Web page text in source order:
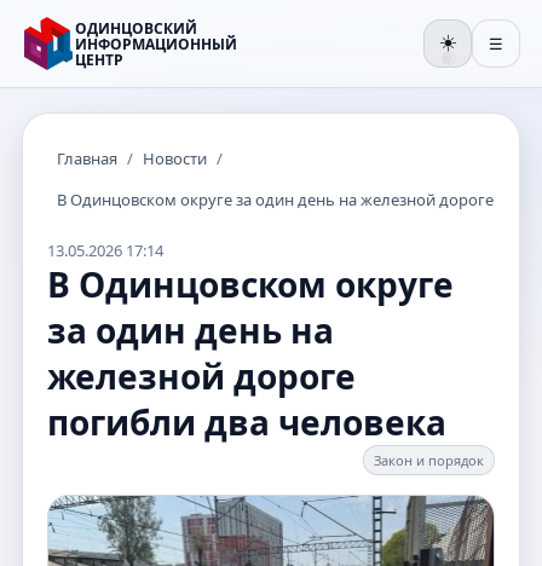
ОДИНЦОВСКИЙ
ИНФОРМАЦИОННЫЙ
ЦЕНТР
☀️ ☰
Главная / Новости /
В Одинцовском округе за один день на железной дороге
13.05.2026 17:14
В Одинцовском округе
за один день на
железной дороге
погибли два человека
Закон и порядок